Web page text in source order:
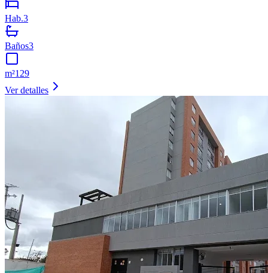
Hab.3
Baños3
m²129
Ver detalles